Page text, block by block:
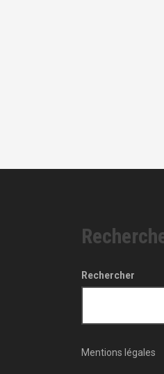
Rechercher
Mentions légales